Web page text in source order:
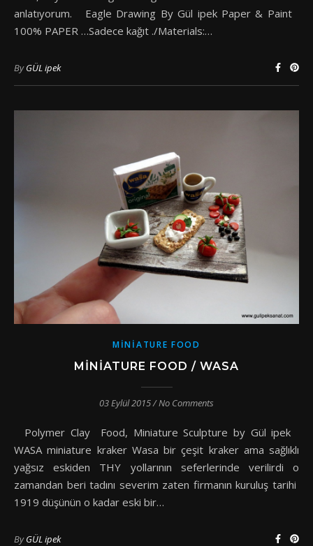
anlatıyorum. Eagle Drawing By Gül ipek Paper & Paint
100% PAPER …Sadece kağıt ./Materials:…
ByGÜL ipek
MINIATURE FOOD
MINIATURE FOOD / WASA
03 Eylül 2015/ No Comments
Polymer Clay Food, Miniature Sculpture by Gül ipek
WASA miniature kraker Wasa bir çeşit kraker ama sağlıklı
yağsız eskiden THY yollarının seferlerinde verilirdi o
zamandan beri tadını severim zaten firmanın kuruluş tarihi
1919 düşünün o kadar eski bir…
ByGÜL ipek